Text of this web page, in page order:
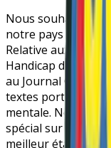
Nous souhaitons
notre pays a pris
Relative aux
Handicap de
au Journal Officiel
textes portant sur
mentale. Nous
spécial sur le droit
meilleur état de